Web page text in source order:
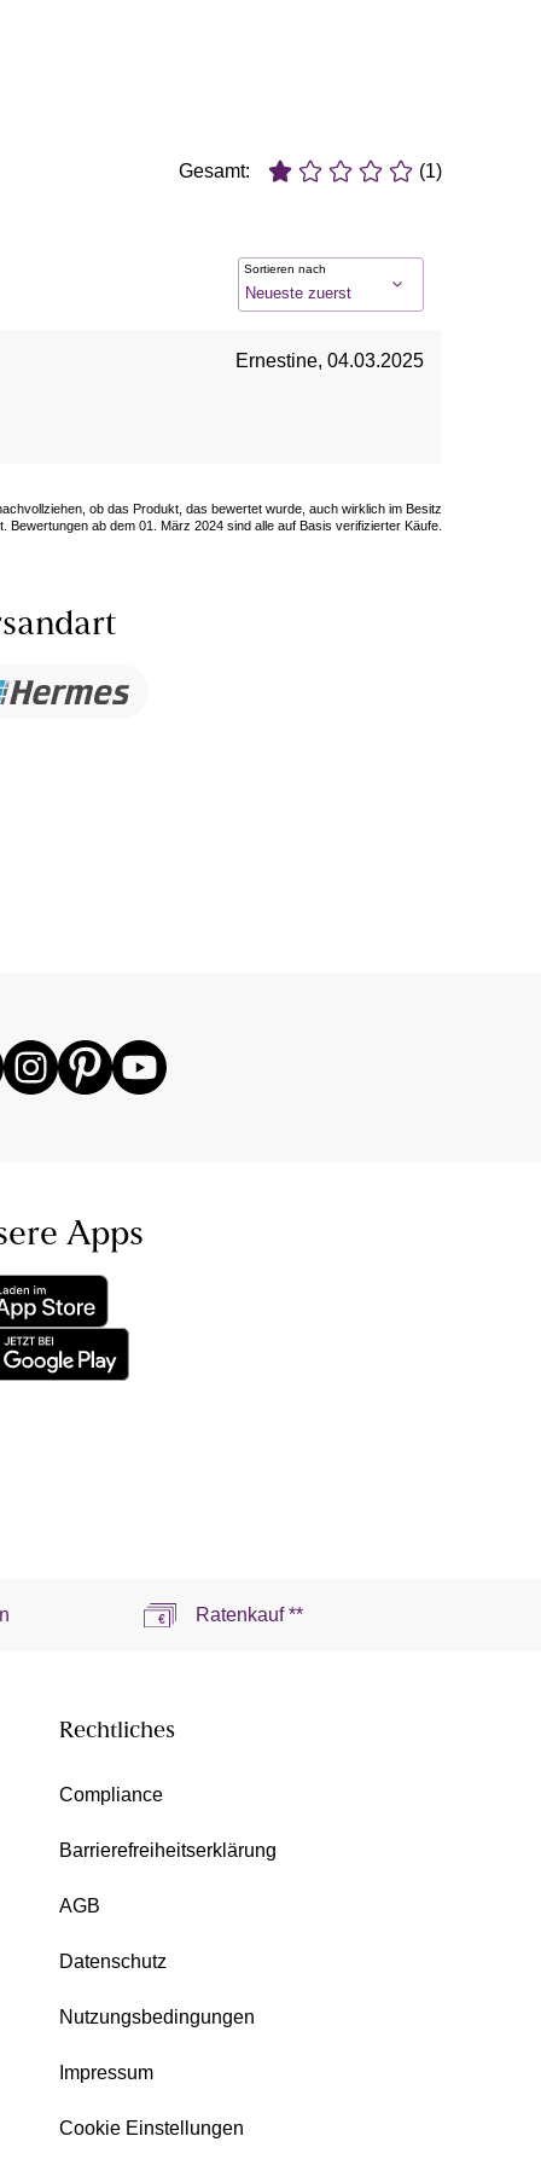
Gesamt: (1)
Sortieren nach
Ernestine, 04.03.2025
ob das Produkt, das bewertet wurde, auch wirklich im Besitz
Bewertungen ab dem 01. März 2024 sind alle auf Basis verifizierter Käufe.
Apps
Ratenkauf **
Rechtliches
Compliance
Barrierefreiheitserklärung
AGB
Datenschutz
Nutzungsbedingungen
Impressum
Cookie Einstellungen